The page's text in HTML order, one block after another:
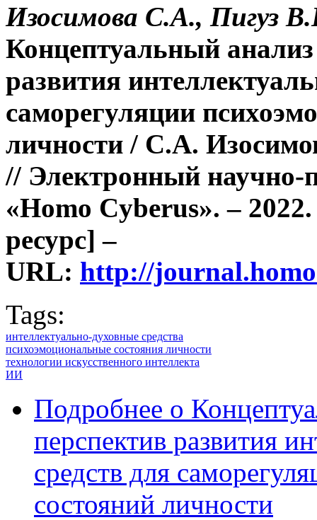
Изосимова С.А., Пигуз
Концептуальный
развития
саморегуляции
личности / С.А.
// Электронный научно-
«Homo Cyberus». –
ресурс] –
URL: http://
Tags:
интеллектуально-духовные средства
психоэмоциональные состояния личности
технологии искусственного интеллекта
ИИ
Подробнее о
перспектив развития
средств для
состояний личности